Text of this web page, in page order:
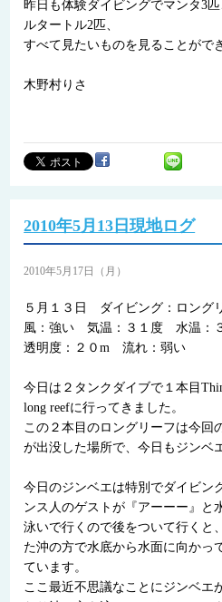
昨日も体験ダイビングでマンタ3
ルタートル2匹、
すべて見たいものを見ることがで
木野村りさ
2010年5月13日現地ログ
2010年5月17日（月）
５月１３日 ダイビング：ロン
風：強い 気温：３１度 水温：
透明度：２０m 流れ：弱い
今日は２タンクダイブで１本目
long reefに行ってきました。
この２本目のロングリーフは今回
が出没した場所で、今日もジンベ
今日のジンベエは特別でダイビン
ンス人のゲストが『アーーー』と
泳いで行くので後をついて行くと
た沖の方で水底から水面に向かっ
ています。
ここ最近不思議なことにジンベエ